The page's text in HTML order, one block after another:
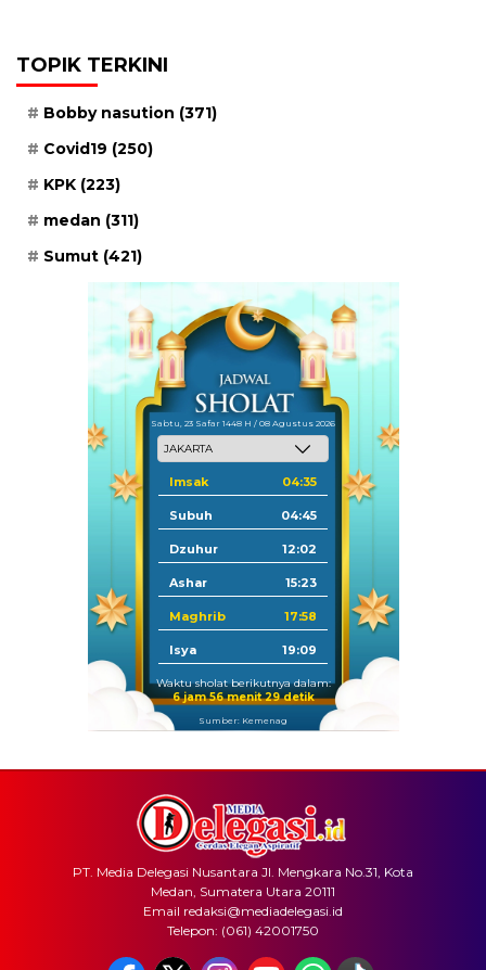
TOPIK TERKINI
Bobby nasution (371)
Covid19 (250)
KPK (223)
medan (311)
Sumut (421)
Sabtu, 23 Safar 1448 H / 08 Agustus 2026
Imsak 04:35
Subuh 04:45
Dzuhur 12:02
Ashar 15:23
Maghrib 17:58
Isya 19:09
Waktu sholat berikutnya dalam:
6 jam 56 menit 28 detik
Sumber: Kemenag
PT. Media Delegasi Nusantara Jl. Mengkara No.31, Kota
Medan, Sumatera Utara 20111
Email redaksi@mediadelegasi.id
Telepon: (061) 42001750